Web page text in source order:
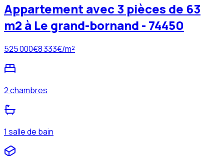
Appartement avec 3 pièces de 63
m2 à Le grand-bornand - 74450
525 000€8 333€/m²
2 chambres
1 salle de bain